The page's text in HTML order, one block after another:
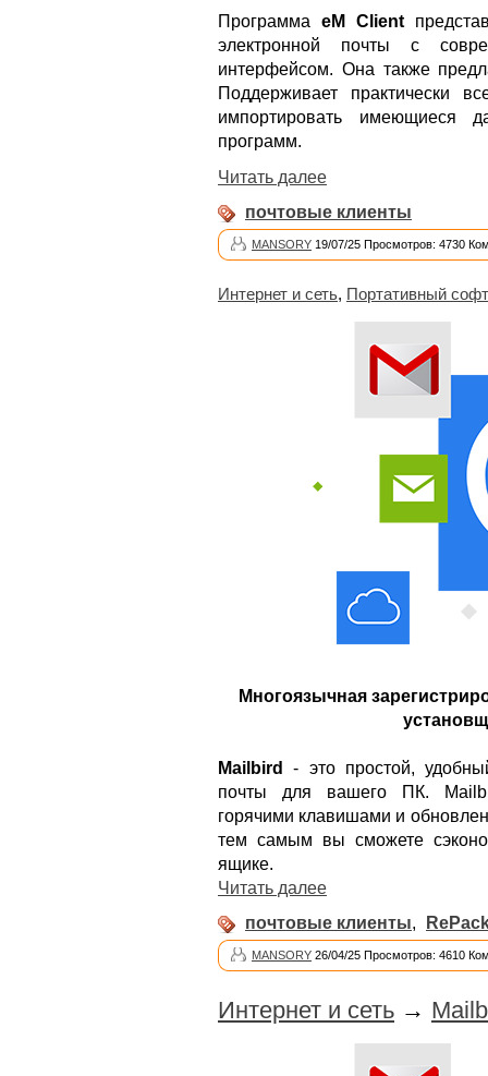
Программа eM Client
электронной почты с
интерфейсом. Она также
Поддерживает практически
импортировать имеющиеся
программ.
Читать далее
почтовые клиенты
MANSORY 19/07/25 Просмотров: 4730
Интернет и сеть, Портативный софт
Многоязычная
Mailbird
- это простой,
почты для вашего ПК.
горячими клавишами и
тем самым вы сможете
ящике.
Читать далее
почтовые клиенты,
MANSORY 26/04/25 Просмотров: 4610
Интернет и сеть →